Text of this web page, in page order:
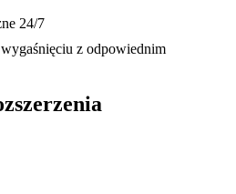
24/7
z odpowiednim